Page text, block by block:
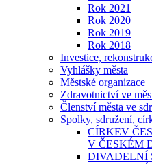
Rok 2021
Rok 2020
Rok 2019
Rok 2018
Investice,
Vyhlášky města
Městské organizace
Zdravotnictví ve
Členství města ve
Spolky, sdružení,
CÍRKEV
V ČESKÉM
DIVADELNÍ